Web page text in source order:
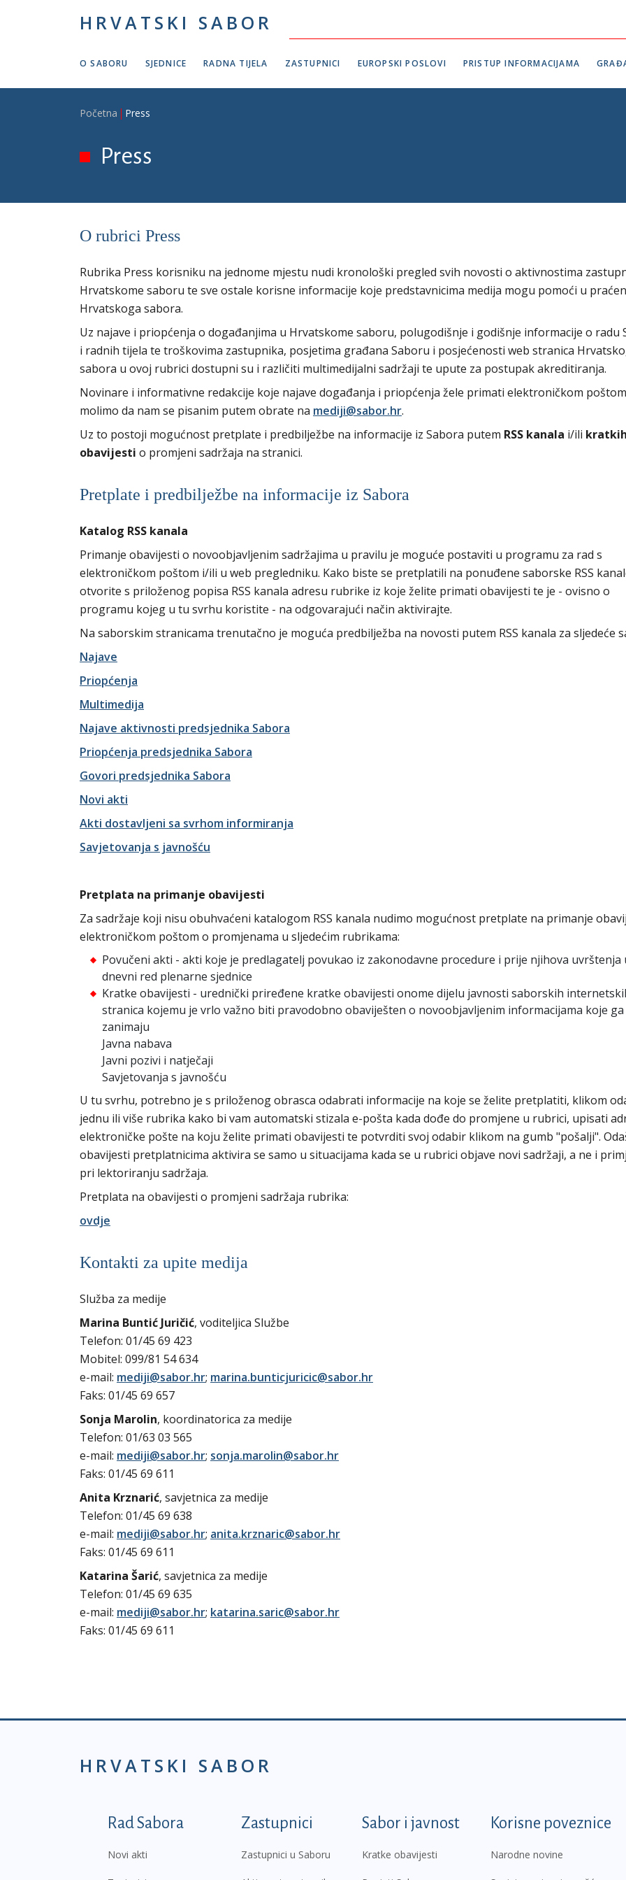
HRVATSKI SABOR
O SABORU SJEDNICE RADNA TIJELA ZASTUPNICI EUROPSKI POSLOVI PRISTUP INFORMACIJAMA
Breadcrumb
Početna Press
Press
O rubrici Press
Rubrika Press korisniku na jednome mjestu nudi kronološki pregled svih novosti o aktivnostima
Hrvatskome saboru te sve ostale korisne informacije koje predstavnicima medija mogu pomoći u
Hrvatskoga sabora.
Uz najave i priopćenja o događanjima u Hrvatskome saboru, polugodišnje i godišnje informacije o radu
i radnih tijela te troškovima zastupnika, posjetima građana Saboru i posjećenosti web stranica
sabora u ovoj rubrici dostupni su i različiti multimedijalni sadržaji te upute za postupak akreditiranja.
Novinare i informativne redakcije koje najave događanja i priopćenja žele primati elektroničkom
molimo da nam se pisanim putem obrate na mediji@sabor.hr.
Uz to postoji mogućnost pretplate i predbilježbe na informacije iz Sabora putem RSS kanala i/ili kratkih
obavijesti o promjeni sadržaja na stranici.
Pretplate i predbilježbe na informacije iz Sabora
Katalog RSS kanala
Primanje obavijesti o novoobjavljenim sadržajima u pravilu je moguće postaviti u programu za rad s
elektroničkom poštom i/ili u web pregledniku. Kako biste se pretplatili na ponuđene saborske RSS
otvorite s priloženog popisa RSS kanala adresu rubrike iz koje želite primati obavijesti te je - ovisno o
programu kojeg u tu svrhu koristite - na odgovarajući način aktivirajte.
Na saborskim stranicama trenutačno je moguća predbilježba na novosti putem RSS kanala za sljedeće
Najave
Priopćenja
Multimedija
Najave aktivnosti predsjednika Sabora
Priopćenja predsjednika Sabora
Govori predsjednika Sabora
Novi akti
Akti dostavljeni sa svrhom informiranja
Savjetovanja s javnošću
Pretplata na primanje obavijesti
Za sadržaje koji nisu obuhvaćeni katalogom RSS kanala nudimo mogućnost pretplate na primanje
elektroničkom poštom o promjenama u sljedećim rubrikama:
Povučeni akti - akti koje je predlagatelj povukao iz zakonodavne procedure i prije njihova uvrštenja
dnevni red plenarne sjednice
Kratke obavijesti - urednički priređene kratke obavijesti onome dijelu javnosti saborskih
stranica kojemu je vrlo važno biti pravodobno obaviješten o novoobjavljenim informacijama koje ga
zanimaju
Javna nabava
Javni pozivi i natječaji
Savjetovanja s javnošću
U tu svrhu, potrebno je s priloženog obrasca odabrati informacije na koje se želite pretplatiti, klikom
jednu ili više rubrika kako bi vam automatski stizala e-pošta kada dođe do promjene u rubrici, upisati
elektroničke pošte na koju želite primati obavijesti te potvrditi svoj odabir klikom na gumb "pošalji".
obavijesti pretplatnicima aktivira se samo u situacijama kada se u rubrici objave novi sadržaji, a ne i
pri lektoriranju sadržaja.
Pretplata na obavijesti o promjeni sadržaja rubrika:
ovdje
Kontakti za upite medija
Služba za medije
Marina Buntić Juričić, voditeljica Službe
Telefon: 01/45 69 423
Mobitel: 099/81 54 634
e-mail: mediji@sabor.hr; marina.bunticjuricic@sabor.hr
Faks: 01/45 69 657
Sonja Marolin, koordinatorica za medije
Telefon: 01/63 03 565
e-mail: mediji@sabor.hr; sonja.marolin@sabor.hr
Faks: 01/45 69 611
Anita Krznarić, savjetnica za medije
Telefon: 01/45 69 638
e-mail: mediji@sabor.hr; anita.krznaric@sabor.hr
Faks: 01/45 69 611
Katarina Šarić, savjetnica za medije
Telefon: 01/45 69 635
e-mail: mediji@sabor.hr; katarina.saric@sabor.hr
Faks: 01/45 69 611
HRVATSKI SABOR
Podnožje prvi izbornik
Rad Sabora
Novi akti
Zastupnici
Zastupnici u Saboru
Sabor i javnost
Kratke obavijesti
Korisne poveznice
Narodne novine